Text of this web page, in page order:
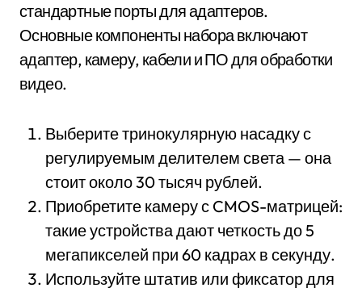
стандартные порты для адаптеров.
Основные компоненты набора включают
адаптер, камеру, кабели и ПО для обработки
видео.
Выберите тринокулярную насадку с
регулируемым делителем света — она
стоит около 30 тысяч рублей.
Приобретите камеру с CMOS-матрицей:
такие устройства дают четкость до 5
мегапикселей при 60 кадрах в секунду.
Используйте штатив или фиксатор для